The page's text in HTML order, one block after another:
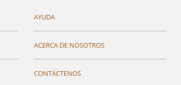
AYUDA
ACERCA DE NOSOTROS
CONTÁCTENOS